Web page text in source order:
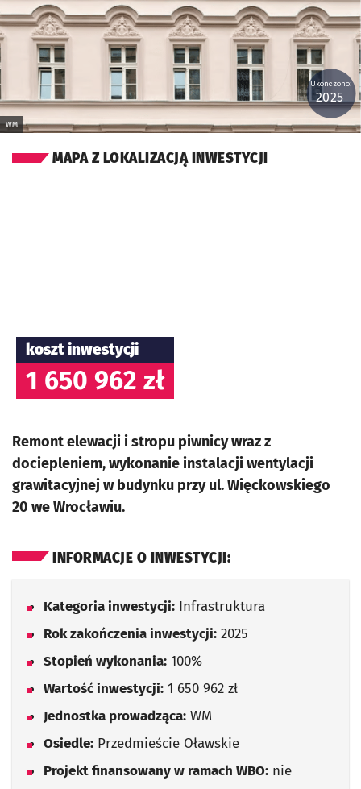
WM
Ukończono:
2025
MAPA Z LOKALIZACJĄ INWESTYCJI
koszt inwestycji
1 650 962 zł
Remont elewacji i stropu piwnicy wraz z
dociepleniem, wykonanie instalacji wentylacji
grawitacyjnej w budynku przy ul. Więckowskiego
20 we Wrocławiu.
INFORMACJE O INWESTYCJI:
Kategoria inwestycji: Infrastruktura
Rok zakończenia inwestycji: 2025
Stopień wykonania: 100%
Wartość inwestycji: 1 650 962 zł
Jednostka prowadząca: WM
Osiedle: Przedmieście Oławskie
Projekt finansowany w ramach WBO: nie